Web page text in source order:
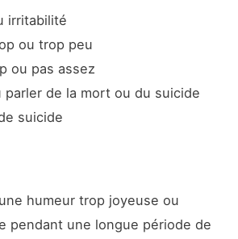
irritabilité
ou trop peu
ou pas assez
parler de la mort ou du suicide
suicide
humeur trop joyeuse ou
pendant une longue période de